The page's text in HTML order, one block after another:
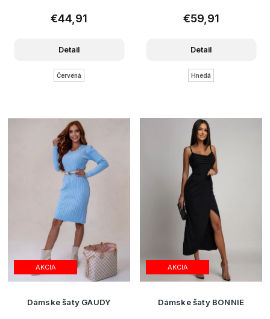
€44,91
Detail
Červená
€59,91
Detail
Hnedá
AKCIA
Dámske šaty GAUDY
AKCIA
Dámske šaty BONNIE